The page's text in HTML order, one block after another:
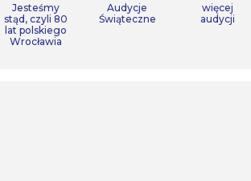
Jesteśmy
stąd, czyli 80
lat polskiego
Wrocławia
Audycje
Świąteczne
więcej
audycji